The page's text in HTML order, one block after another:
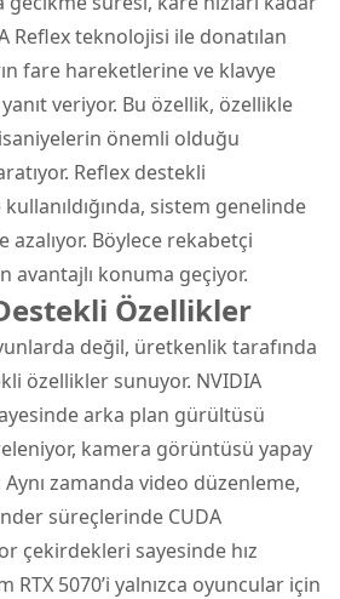
Reflex teknolojisi ile donatılan
fare hareketlerine ve klavye
veriyor. Bu özellik, özellikle
önemli olduğu
Reflex destekli
sistem genelinde
Böylece rekabetçi
avantajlı konuma geçiyor.
Özellikler
değil, üretkenlik tarafında
özellikler sunuyor. NVIDIA
arka plan gürültüsü
kamera görüntüsü yapay
zamanda video düzenleme,
süreçlerinde CUDA
çekirdekleri sayesinde hız
RTX 5070’i yalnızca oyuncular için